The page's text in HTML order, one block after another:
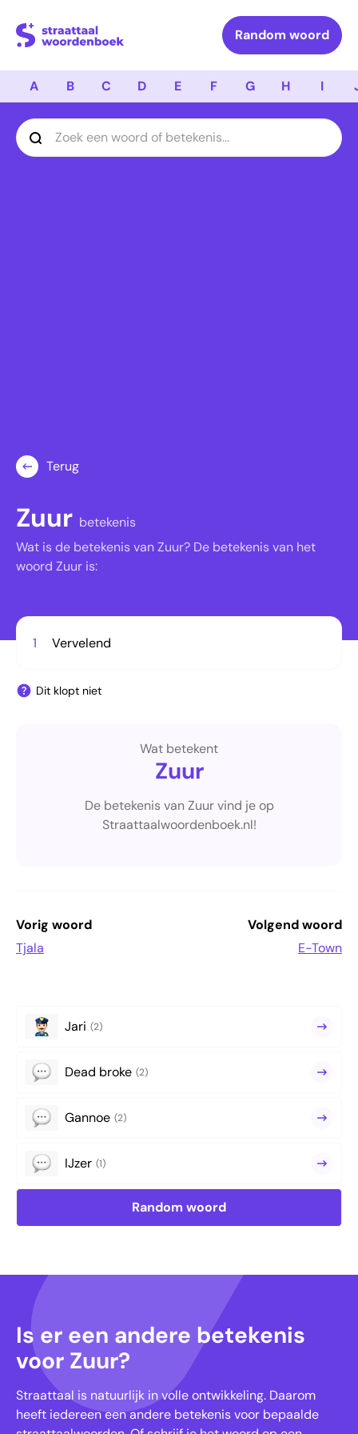
Logo Straattaal Woordenboek
Random woord
A B C D E F G H I
Terug
Zuur betekenis
Wat is de betekenis van Zuur? De betekenis van het
woord Zuur is:
1 Vervelend
Dit klopt niet
Wat betekent
Zuur
De betekenis van Zuur vind je op
Straattaalwoordenboek.nl!
Vorig woord
Tjala
Volgend woord
E-Town
Jari (2)
Dead broke (2)
Gannoe (2)
IJzer (1)
Random woord
Is er een andere betekenis
voor Zuur?
Straattaal is natuurlijk in volle ontwikkeling. Daarom
heeft iedereen een andere betekenis voor bepaalde